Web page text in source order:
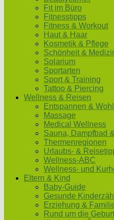
Fit im Büro
Fitnesstipps
Fitness & Workout
Haut & Haar
Kosmetik & Pflege
Schönheit &
Solarium
Sportarten
Sport & Training
Tattoo & Piercing
Wellness & Reisen
Entspannen &
Massage
Medical Wellness
Sauna, Dampfbad
Thermenregionen
Urlaubs- &
Wellness-ABC
Wellness- und
Eltern & Kind
Baby-Guide
Gesunde
Erziehung &
Rund um die Geburt